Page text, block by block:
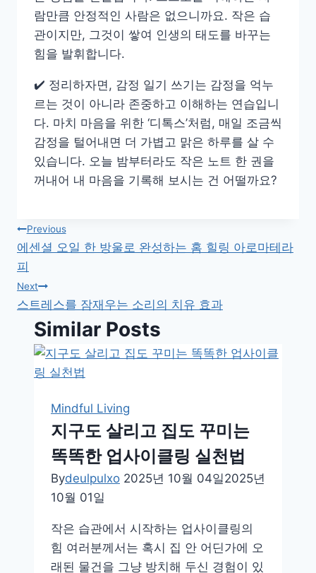
람만큼 안정적인 사람은 없으니까요. 작은 습
관이지만, 그것이 쌓여 인생의 태도를 바꾸는
힘을 발휘합니다.
✔️ 정리하자면, 감정 일기 쓰기는 감정을 억누
르는 것이 아니라 존중하고 이해하는 연습입니
다. 마치 마음을 위한 ‘디톡스’처럼, 매일 조금씩
감정을 털어내면 더 가볍고 맑은 하루를 살 수
있습니다. 오늘 밤부터라도 작은 노트 한 권을
꺼내어 내 마음을 기록해 보시는 건 어떨까요?
글
탐
색
Previous
에센셜 오일 한 방울로 완성하는 홈 힐링 아로마테라
피
Next
스트레스를 잠재우는 소리의 치유 효과
Similar Posts
Mindful Living
지구도 살리고 집도 꾸미는
똑똑한 업사이클링 실천법
Bydeulpulxo 2025년 10월 04일2025년
10월 01일
작은 습관에서 시작하는 업사이클링의
힘 여러분께서는 혹시 집 안 어딘가에 오
래된 물건을 그냥 방치해 두신 경험이 있